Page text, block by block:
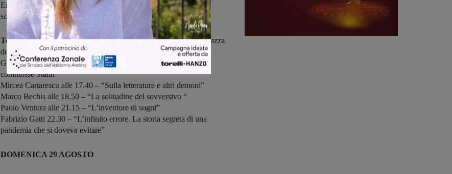
Entrambi i giorni saranno presenti laboratori improntati sulla
sostenibilità.
Terranuova – La quarta edizione del Mobydick Festivalin Piazza
della Repubblica. Questi gli interventi di sabato:
Giuseppina Manin alle 16.30 – “Marija Judina, la pianista che
commosse Stalin“
Mircea Cartarescu alle 17.40 – “Sulla letteratura e altri demoni”
Marco Bechis alle 18.50 – “La solitudine del sovversivo “
Paolo Ventura alle 21.15 – “L’inventore di sogni”
Fabrizio Gatti 22.30 – “L’infinito errore. La storia segreta di una
pandemia che si doveva evitare”
DOMENICA 29 AGOSTO